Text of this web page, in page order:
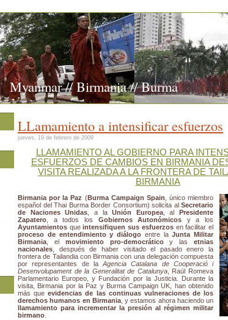
Myanmar // Birmania // Burma
LLamamiento a intensificar esfuerzos
jueves, 19 de febrero de 2009
LLAMAMIENTO AL GOBIERNO PARA
ESFUERZOS DE CAMBIOS EN BIRMANIA
VISITA REALIZADA A LA FRONTERA DE
BIRMANIA
Birmania por la Paz (Burma Campaign Spain , único miembro
español del Thai Burma Border Consortium) solicita al Secretario
de Naciones Unidas , a laUnión Europea, al Presidente
Zapatero , a todos los Gobiernos Autonómicos y a los
Ayuntamientos queintensifiquen sus esfuerzosen facilitar el
proceso de entendimiento y diálogo entre laJunta Militar
Birmania , el movimiento pro-democráticoy lasetnias
nacionales , después de haber visitado el pasado enero la
frontera de Tailandia con Birmania con una delegación compuesta
por representantes de la Agencia Catalana de Cooperació i
Desenvolupament de la Generalitat de Catalunya, Raül Romeva
Parlamentario Europeo, y Fundación por la Justicia. Durante la
visita, Birmania por la Paz y Burma Campaign UK, han obtenido
más queevidencias de las continuas vulneraciones de los
derechos humanos en Birmania, y estamos ahora haciendo un
llamamiento para incrementar la presión al régimen militar
birmano